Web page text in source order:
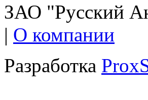
ЗАО "Русский
| О компании
Разработка